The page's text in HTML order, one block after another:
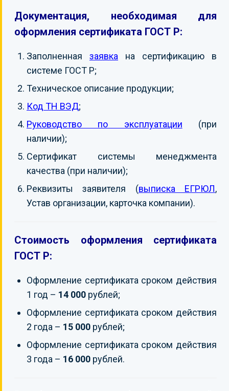
Документация, необходимая для
оформления сертификата ГОСТ Р:
Заполненная заявка на сертификацию в
системе ГОСТ Р;
Техническое описание продукции;
Код ТН ВЭД;
Руководство по эксплуатации
(при
наличии);
Сертификат системы менеджмента
качества (при наличии);
Реквизиты заявителя (выписка ЕГРЮЛ,
Устав организации, карточка компании).
Стоимость оформления сертификата
ГОСТ Р:
Оформление сертификата сроком действия
1 год – 14 000 рублей;
Оформление сертификата сроком действия
2 года – 15 000 рублей;
Оформление сертификата сроком действия
3 года – 16 000 рублей.